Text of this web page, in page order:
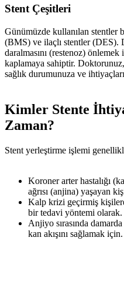
Stent Çeşitleri
Günümüzde kullanılan stentler
(BMS) ve ilaçlı stentler (DES).
daralmasını (restenoz)
kaplamaya sahiptir.
sağlık durumunuza ve
Kimler Stente
Zaman?
Stent yerleştirme işlemi
Koroner arter hastalığı
ağrısı (anjina) yaşayan
Kalp krizi geçirmiş
bir tedavi yöntemi olarak.
Anjiyo sırasında
kan akışını sağlamak için.